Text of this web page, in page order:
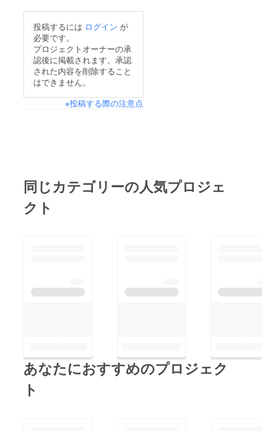
各国の代表チームの実
力は拮抗しており、準
優勝チームと予選で引
き分けることができた
のは、大きな収穫とな
りました。予選敗退は
悔しく、支援者のみな
の実力差が僅差である
て、さらに精進してい
会に挑戦できたこと
は、非常に誇りです。
投稿するには ログイン が
必要です。
プロジェクトオーナーの承
認後に掲載されます。承認
された内容を削除すること
はできません。
※投稿する際の注意点
同じカテゴリーの人気プロジェ
クト
あなたにおすすめのプロジェク
ト